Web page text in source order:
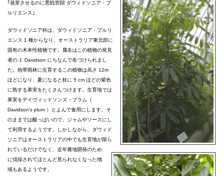
｢発芽させるのに悪戦苦闘 ダウィドソニア・プ
ルリエンス｣
ダウィドソニア科は、ダウィドソニア・プルリ
エンス 1 種からなり、オーストラリア東北部に
固有の木本性植物です。属名はこの植物の発見
者の J. Davidson にちなんで名づけられまし
た。熱帯雨林に生育するこの植物は高さ 12m
ほどになり、夏になると枝に 5 cm ほどの紫色
に熟する果実をたくさんつけます。生育地では
果実をデイヴィッドソンズ・プラム（
Davidson’s plum ）とよんで食用にします。そ
のままでは酸っぱいので、ジャムやソースにし
て利用するようです。しかしながら、ダウィド
ソニアはオーストラリアの中でも生育地が限ら
れているだけでなく、近年農地開発のため
に伐採されてほとんど見られなくなった地
域もあるようです。